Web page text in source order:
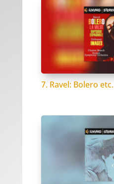
7. Ravel: Bolero etc.